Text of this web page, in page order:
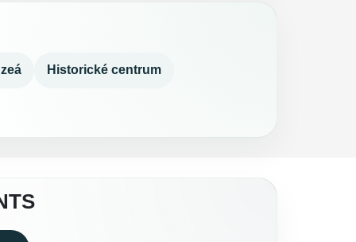
Historické centrum